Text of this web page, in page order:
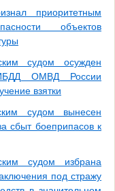
приоритетным
объектов
судом осужден
ОМВД России
взятки
судом вынесен
сбыт боеприпасов к
судом избрана
под стражу